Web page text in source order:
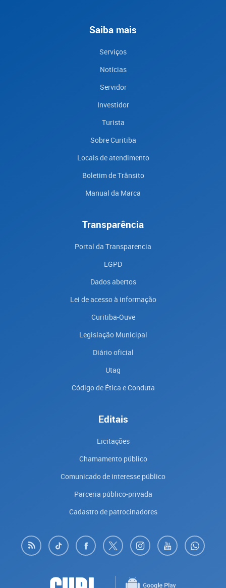
Saiba mais
Serviços
Notícias
Servidor
Investidor
Turista
Sobre Curitiba
Locais de atendimento
Boletim de Trânsito
Manual da Marca
Transparência
Portal da Transparencia
LGPD
Dados abertos
Lei de acesso à informação
Curitiba-Ouve
Legislação Municipal
Diário oficial
Utag
Código de Ética e Conduta
Editais
Licitações
Chamamento público
Comunicado de interesse público
Parceria público-privada
Cadastro de patrocinadores